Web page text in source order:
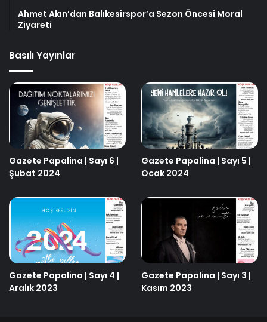
Ahmet Akın’dan Balıkesirspor’a Sezon Öncesi Moral
Ziyareti
Basılı Yayınlar
Gazete Papalina | Sayı 6 |
Şubat 2024
Gazete Papalina | Sayı 5 |
Ocak 2024
Gazete Papalina | Sayı 4 |
Aralık 2023
Gazete Papalina | Sayı 3 |
Kasım 2023